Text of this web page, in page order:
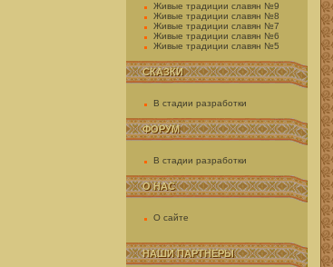
Живые традиции славян №9
Живые традиции славян №8
Живые традиции славян №7
Живые традиции славян №6
Живые традиции славян №5
СКАЗКИ
В стадии разработки
ФОРУМ
В стадии разработки
О НАС
О сайте
НАШИ ПАРТНЕРЫ